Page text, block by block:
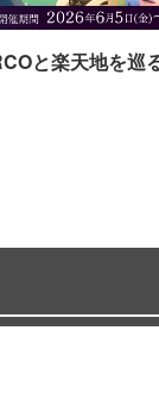
と楽天地を巡